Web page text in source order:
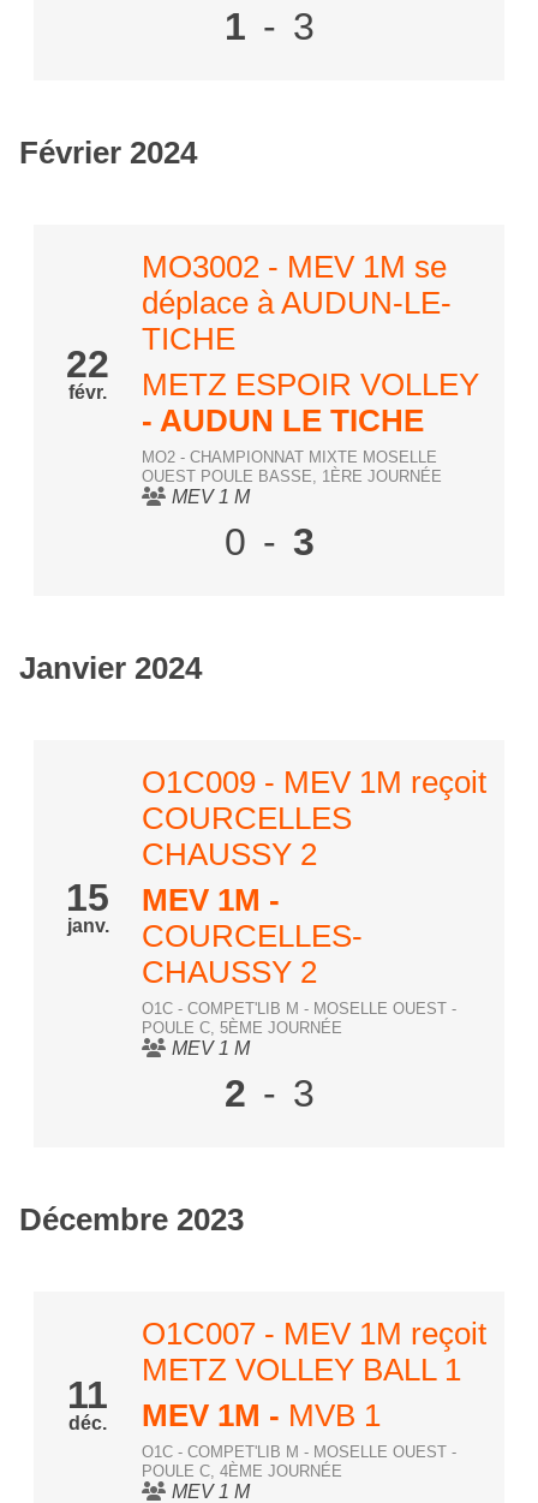
1 - 3
Février 2024
22
févr.
MO3002 - MEV 1M se
déplace à AUDUN-LE-
TICHE
METZ ESPOIR VOLLEY
- AUDUN LE TICHE
MO2 - CHAMPIONNAT MIXTE MOSELLE
OUEST POULE BASSE, 1ÈRE JOURNÉE
MEV 1 M
0 - 3
Janvier 2024
15
janv.
O1C009 - MEV 1M reçoit
COURCELLES
CHAUSSY 2
MEV 1M -
COURCELLES-
CHAUSSY 2
O1C - COMPET'LIB M - MOSELLE OUEST -
POULE C, 5ÈME JOURNÉE
MEV 1 M
2 - 3
Décembre 2023
11
déc.
O1C007 - MEV 1M reçoit
METZ VOLLEY BALL 1
MEV 1M - MVB 1
O1C - COMPET'LIB M - MOSELLE OUEST -
POULE C, 4ÈME JOURNÉE
MEV 1 M